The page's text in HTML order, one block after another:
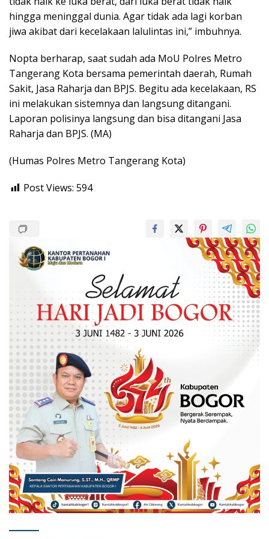
hingga meninggal dunia. Agar tidak ada lagi korban
jiwa akibat dari kecelakaan lalulintas ini,” imbuhnya.
Nopta berharap, saat sudah ada MoU Polres Metro
Tangerang Kota bersama pemerintah daerah, Rumah
Sakit, Jasa Raharja dan BPJS. Begitu ada kecelakaan, RS
ini melakukan sistemnya dan langsung ditangani.
Laporan polisinya langsung dan bisa ditangani Jasa
Raharja dan BPJS. (MA)
(Humas Polres Metro Tangerang Kota)
Post Views: 594